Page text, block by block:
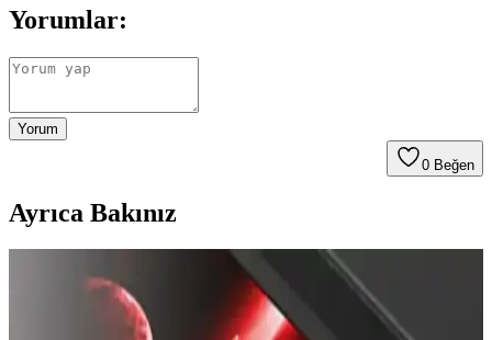
Yorumlar:
Yorum
0 Beğen
Ayrıca Bakınız
Prolysus Samsung Galaxy M31 Kapaklı Standlı
Cüzdan Kılıfı İncelemesi ve Kullanıcı Yorumları